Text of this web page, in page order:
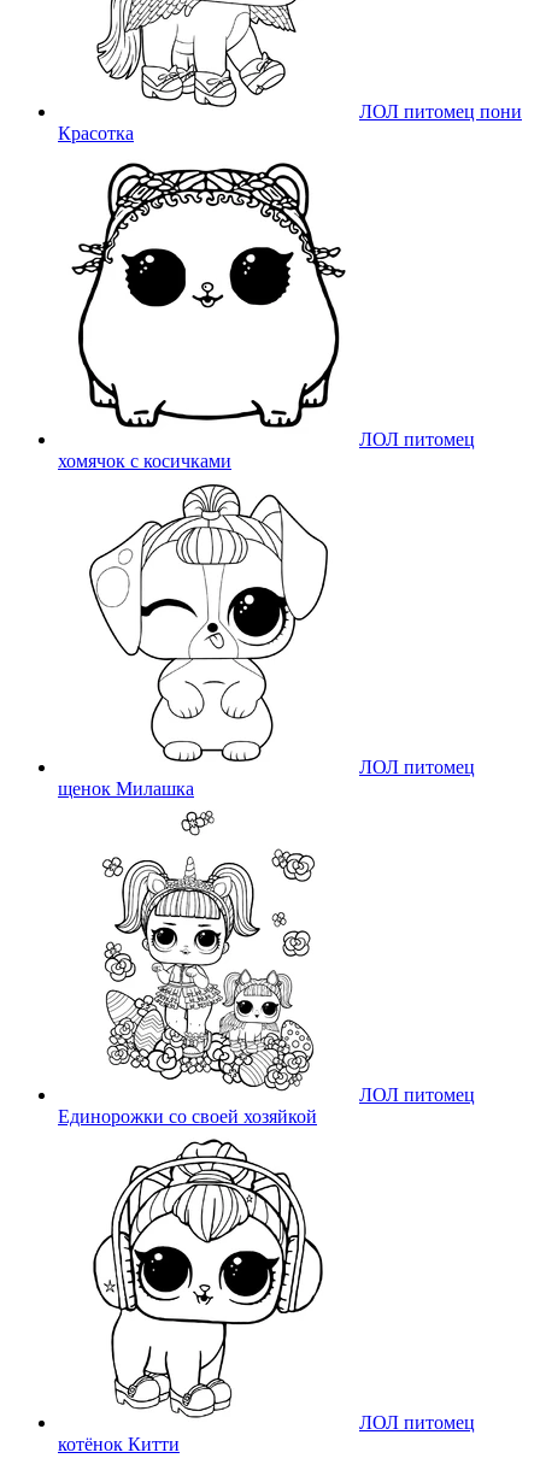
ЛОЛ питомец пони
Красотка
ЛОЛ питомец
хомячок с косичками
ЛОЛ питомец
щенок Милашка
ЛОЛ питомец
Единорожки со своей хозяйкой
ЛОЛ питомец
котёнок Китти